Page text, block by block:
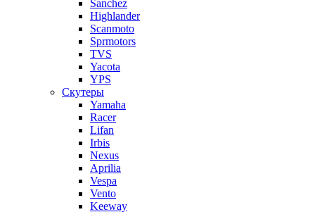
Sanchez
Highlander
Scanmoto
Sprmotors
TVS
Yacota
YPS
Скутеры
Yamaha
Racer
Lifan
Irbis
Nexus
Aprilia
Vespa
Vento
Keeway